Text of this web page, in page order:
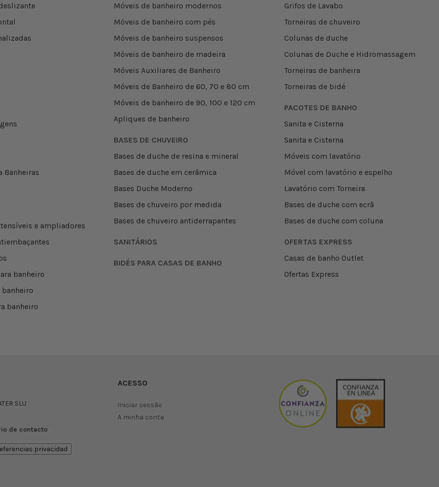
Banheiras
e ampliadores
banheiro
banheiro
banheiro
Móveis de banheiro modernos
Móveis de banheiro com pés
Móveis de banheiro suspensos
Móveis de banheiro de madeira
Móveis Auxiliares de Banheiro
Móveis de Banheiro de 60, 70 e 80 cm
Móveis de banheiro de 90, 100 e 120 cm
Apliques de banheiro
BASES DE CHUVEIRO
Bases de duche de resina e mineral
Bases de duche em cerâmica
Bases Duche Moderno
Bases de chuveiro por medida
Bases de chuveiro antiderrapantes
SANITÁRIOS
BIDÉS PARA CASAS DE BANHO
Grifos de Lavabo
Torneiras de chuveiro
Colunas de duche
Colunas de Duche e Hidromassagem
Torneiras de banheira
Torneiras de bidé
PACOTES DE BANHO
Sanita e Cisterna
Sanita e Cisterna
Móveis com lavatório
Móvel com lavatório e espelho
Lavatório com Torneira
Bases de duche com ecrã
Bases de duche com coluna
OFERTAS EXPRESS
Casas de banho Outlet
Ofertas Express
SLU
de contacto
privacidad
ACESSO
Iniciar sessão
A minha conta